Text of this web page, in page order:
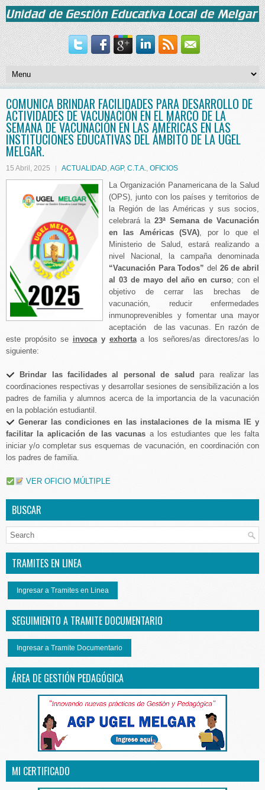
COMUNICA BRINDAR FACILIDADES PARA DESARROLLO DE
ACTIVIDADES DE VACUNACIÓN EN EL MARCO DE LA
SEMANA DE VACUNACIÓN EN LAS AMÉRICAS EN LAS
INSTITUCIONES EDUCATIVAS DEL ÁMBITO DE LA UGEL
MELGAR.
15 Abril, 2025 ACTUALIDAD,AGP, C.T.A., OFICIOS
La Organización Panamericana de la Salud
(OPS), junto con los países y territorios de
la Región de las Américas y sus socios,
celebrará la 23ª Semana de Vacunación
en las Américas (SVA), por lo que el
Ministerio de Salud, estará realizando a
nivel Nacional, la campaña denominada
“Vacunación Para Todos” del 26 de abril
al 03 de mayo del año en curso; con el
objetivo de cerrar las brechas de
vacunación, reducir enfermedades
inmunoprevenibles y fomentar una mayor
aceptación de las vacunas. En razón de
este propósito se invocay exhortaa los señores/as directores/as lo
siguiente:
Brindar las facilidades al personal de salud
para realizar las
coordinaciones respectivas y desarrollar sesiones de sensibilización a los
padres de familia y alumnos acerca de la importancia de la vacunación
en la población estudiantil.
Generar las condiciones en las instalaciones de la misma IE y
facilitar la aplicación de las vacunas a los estudiantes que les falta
iniciar y/o completar sus esquemas de vacunación, en coordinación con
los padres de familia.
VER OFICIO MÚLTIPLE
BUSCAR
TRAMITES EN LINEA
Ingresar a Tramites en Linea
SEGUIMIENTO A TRAMITE DOCUMENTARIO
Ingresar a Tramite Documentario
ÁREA DE GESTIÓN PEDAGÓGICA
MI CERTIFICADO